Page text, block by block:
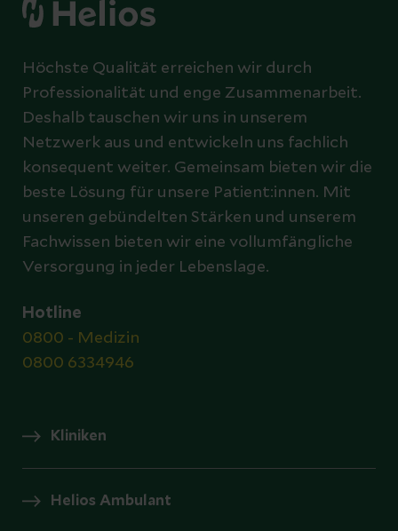
Höchste Qualität erreichen wir durch
Professionalität und enge Zusammenarbeit.
Deshalb tauschen wir uns in unserem
Netzwerk aus und entwickeln uns fachlich
konsequent weiter. Gemeinsam bieten wir die
beste Lösung für unsere Patient:innen. Mit
unseren gebündelten Stärken und unserem
Fachwissen bieten wir eine vollumfängliche
Versorgung in jeder Lebenslage.
Hotline
0800 - Medizin
0800 6334946
Kliniken
Helios Ambulant